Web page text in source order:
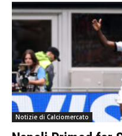
Notizie di Calciomercato